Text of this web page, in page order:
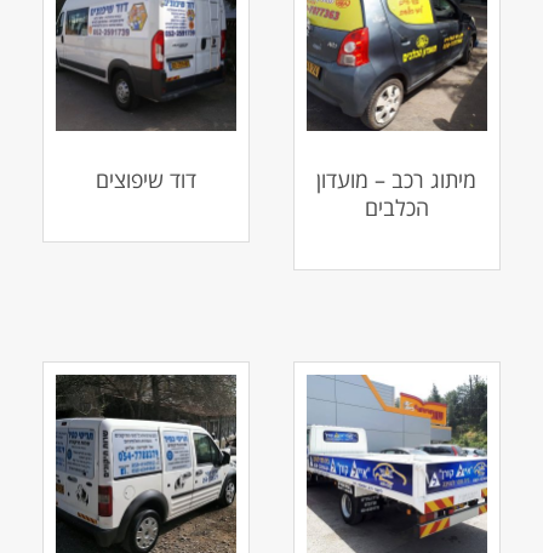
מיתוג רכב – מועדון
הכלבים
דוד שיפוצים